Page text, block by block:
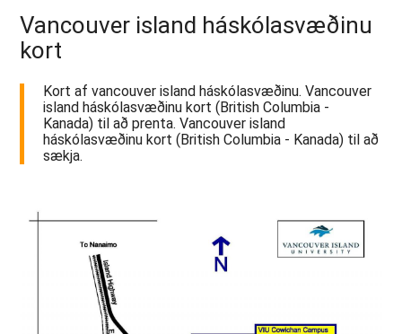
Vancouver island háskólasvæðinu
kort
Kort af vancouver island háskólasvæðinu. Vancouver
island háskólasvæðinu kort (British Columbia -
Kanada) til að prenta. Vancouver island
háskólasvæðinu kort (British Columbia - Kanada) til að
sækja.